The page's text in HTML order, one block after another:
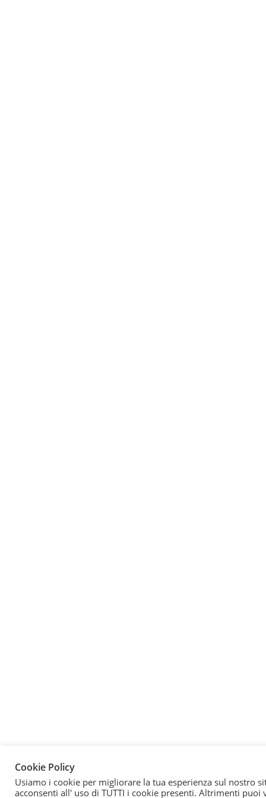
Cookie Policy
Usiamo i cookie per migliorare la tua esperienza sul nostro
acconsenti all' uso di TUTTI i cookie presenti. Altrimenti puoi